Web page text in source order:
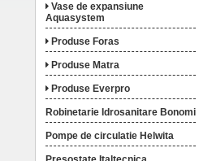
Vase de expansiune
Aquasystem
Produse Foras
Produse Matra
Produse Everpro
Robinetarie Idrosanitare Bonomi
Pompe de circulatie Helwita